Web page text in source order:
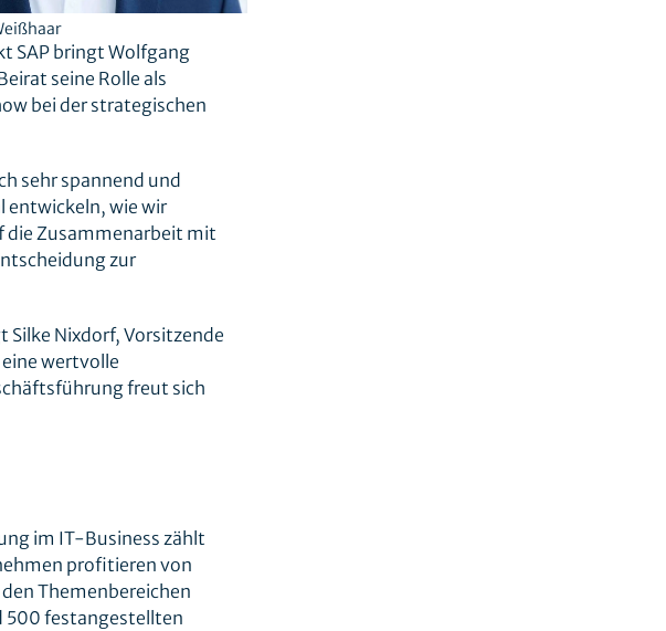
SAP bringt Wolfgang
seine Rolle als
bei der strategischen
sehr spannend und
entwickeln, wie wir
die Zusammenarbeit mit
zur
Silke Nixdorf, Vorsitzende
wertvolle
freut sich
im IT-Business zählt
profitieren von
Themenbereichen
500 festangestellten